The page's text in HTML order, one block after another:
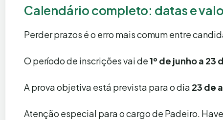
Calendário completo: datas e
Perder prazos é o erro mais comum entre
O período de inscrições vai de1º de junho a 23
A prova objetiva está prevista para o dia 23 de
Atenção especial para o cargo de Padeiro.